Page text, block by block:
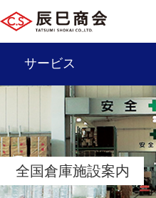
辰巳商会を知る
サービス一覧
会社情報
サービス
全国倉庫施設案内